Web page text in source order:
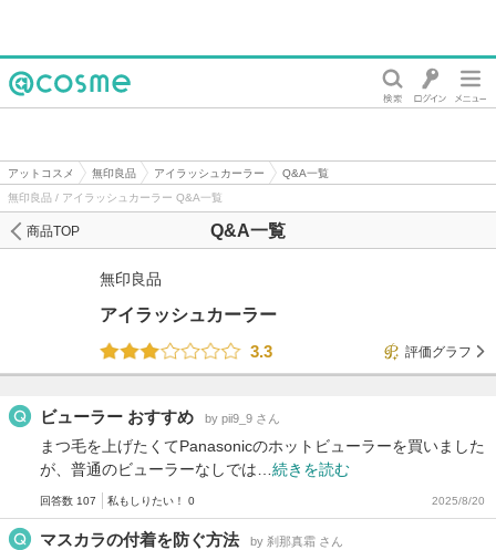
アットコスメ 無印良品 アイラッシュカーラー
Q&A一覧
無印良品 / アイラッシュカーラー Q&A一覧
Q&A一覧
商品TOP
無印良品
アイラッシュカーラー
3.3
評価グラフ
ビューラー おすすめ by pii9_9 さん
まつ毛を上げたくてPanasonicのホットビューラーを買いました
が、普通のビューラーなしでは… 続きを読む
回答数 107 私もしりたい！ 0 2025/8/20
マスカラの付着を防ぐ方法 by 刹那真霜 さん